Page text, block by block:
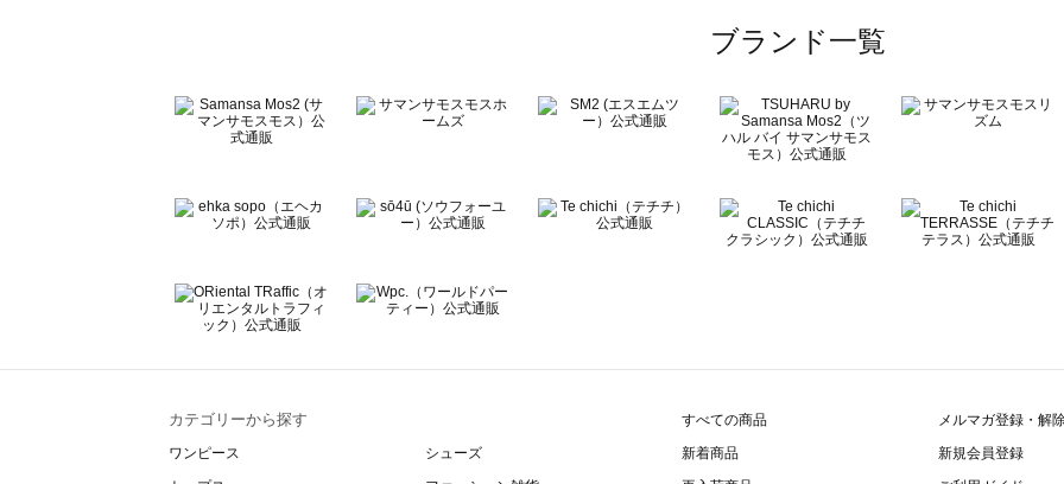
BETTY'S BLUE（べティーズブルー）のボトムス一覧
Wpc.（ワールドパーティー）のボトムス一覧
ブランド一覧
カテゴリーから探す
ワンピース
シューズ
すべての商品
新着商品
メルマガ登録・解
新規会員登録